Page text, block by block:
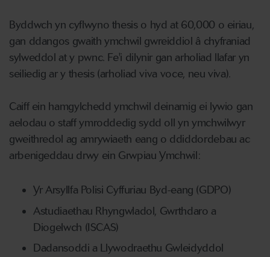
Byddwch yn cyflwyno thesis o hyd at 60,000 o eiriau,
gan ddangos gwaith ymchwil gwreiddiol â chyfraniad
sylweddol at y pwnc. Fe'i dilynir gan arholiad llafar yn
seiliedig ar y thesis (arholiad viva voce, neu viva).
Caiff ein hamgylchedd ymchwil deinamig ei lywio gan
aelodau o staff ymroddedig sydd oll yn ymchwilwyr
gweithredol ag amrywiaeth eang o ddiddordebau ac
arbenigeddau drwy ein Grwpiau Ymchwil:
Yr Arsyllfa Polisi Cyffuriau Byd-eang (GDPO)
Astudiaethau Rhyngwladol, Gwrthdaro a
Diogelwch (ISCAS)
Dadansoddi a Llywodraethu Gwleidyddol